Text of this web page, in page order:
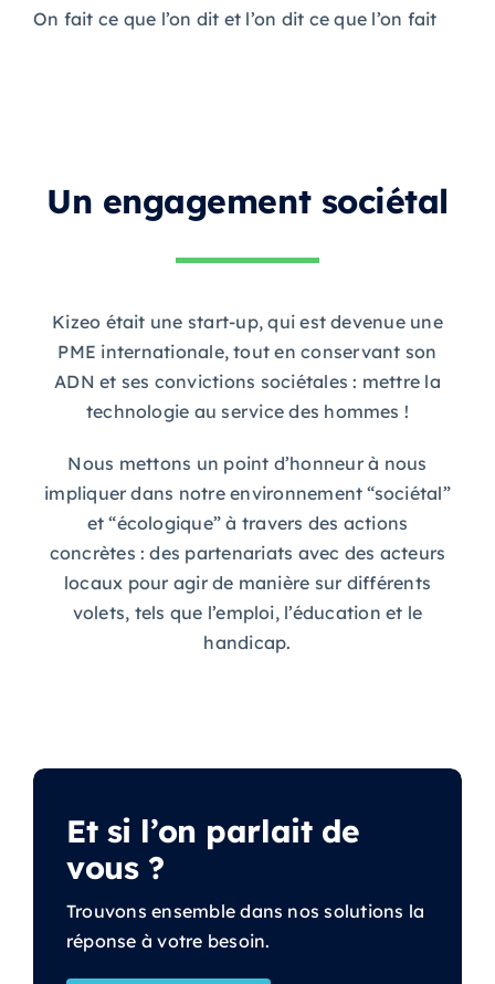
On fait ce que l’on dit et l’on dit ce que l’on fait
Un engagement sociétal
Kizeo était une start-up, qui est devenue une
PME internationale, tout en conservant son
ADN et ses convictions sociétales : mettre la
technologie au service des hommes !
Nous mettons un point d’honneur à nous
impliquer dans notre environnement “sociétal”
et “écologique” à travers des actions
concrètes : des partenariats avec des acteurs
locaux pour agir de manière sur différents
volets, tels que l’emploi, l’éducation et le
handicap.
Et si l’on parlait de
vous ?
Trouvons ensemble dans nos solutions la
réponse à votre besoin.